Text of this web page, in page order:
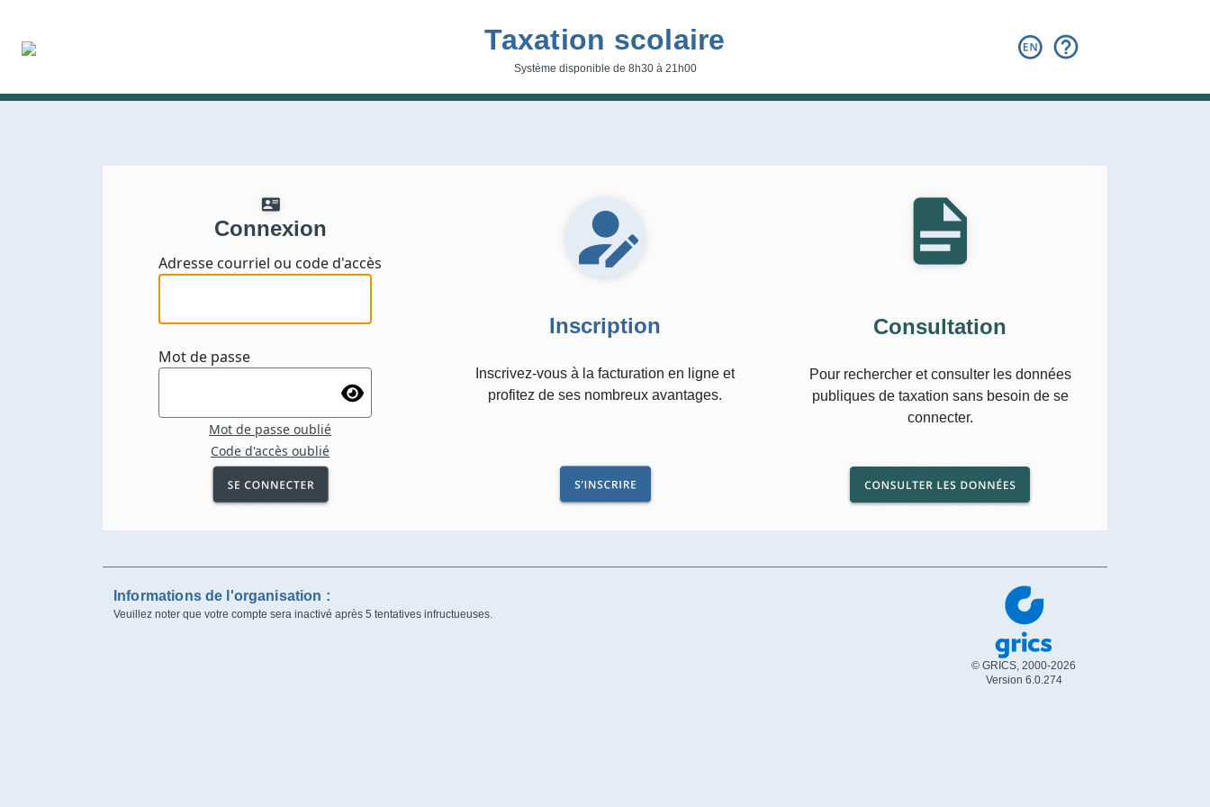
Taxation scolaire
Système disponible de 8h30 à 21h00
Connexion
Adresse courriel ou code d'accès
Mot de passe
Mot de passe oublié
Code d'accès oublié
Inscription
Inscrivez-vous à la facturation en ligne et
profitez de ses nombreux avantages.
Consultation
Pour rechercher et consulter les données
publiques de taxation sans besoin de se
connecter.
Informations de l'organisation :
Veuillez noter que votre compte sera inactivé après 5 tentatives infructueuses.
© GRICS, 2000-2026
Version 6.0.274